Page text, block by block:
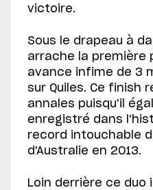
victoire.
Sous le drapeau à
arrache la première
avance infime de 3
sur Quiles. Ce finish
annales puisqu'il
enregistré dans
record intouchable
d'Australie en 2013.
Loin derrière ce duo